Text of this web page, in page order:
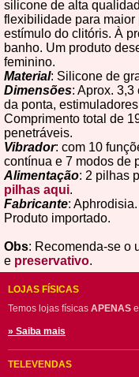
silicone de alta
flexibilidade para
estímulo do clitóris. À
banho. Um produto
feminino.
Material: Silicone de
Dimensões: Aprox.
da ponta,
Comprimento total de
penetráveis.
Vibrador: com 10
contínua e 7 modos de
Alimentação: 2 pilhas
pilhas aqui.
Fabricante: Aphrodisia.
Produto importado.
Obs: Recomenda-se o
e preservativo.
LOJAS FÍSICAS
Temos lojas físicas APENAS
» Saiba mais
TELEVENDAS